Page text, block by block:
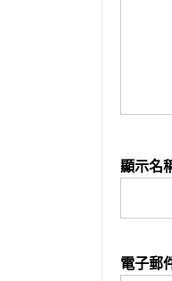
顯示名
電子郵